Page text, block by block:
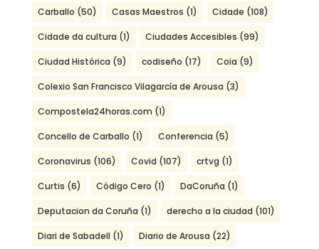
Carballo (50) Casas Maestros (1) Cidade (108)
Cidade da cultura (1) Ciudades Accesibles (99)
Ciudad Histórica (9) codiseño (17) Coia (9)
Colexio San Francisco Vilagarcía de Arousa (3)
Compostela24horas.com (1)
Concello de Carballo (1) Conferencia (5)
Coronavirus (106) Covid (107) crtvg (1)
Curtis (6) Código Cero (1) DaCoruña (1)
Deputacion da Coruña (1) derecho a la ciudad (101)
Diari de Sabadell (1) Diario de Arousa (22)